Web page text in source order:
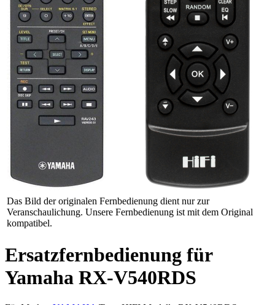
Das Bild der originalen Fernbedienung dient nur zur
Veranschaulichung. Unsere Fernbedienung ist mit dem Original
kompatibel.
Ersatzfernbedienung für
Yamaha RX-V540RDS